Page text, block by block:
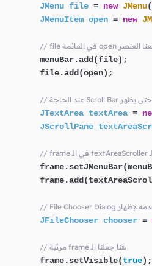
JMenu file = new JMenu(
JMenuItem open = new
        menuBar.add(file);
        file.add(open);
JTextArea textArea =
JScrollPane
JFileChooser chooser =
// مرئية frame هنا جعلنا الـ
        frame.setVisible(
true);